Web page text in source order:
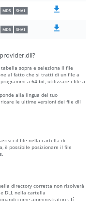
MD5 SHA1
MD5 SHA1
sopra e seleziona il file
al fatto che si tratti di un file a
a 64 bit, utilizzare i file a
alla lingua del tuo
le ultime versioni dei file dll
il file nella cartella di
è possibile posizionare il file
directory corretta non risolverà
DLL nella cartella
come amministratore. Lì